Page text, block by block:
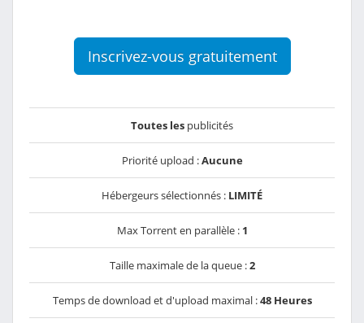
Inscrivez-vous gratuitement
Toutes les publicités
Priorité upload :Aucune
Hébergeurs sélectionnés : LIMITÉ
Max Torrent en parallèle : 1
Taille maximale de la queue :2
Temps de download et d'upload maximal :48 Heures